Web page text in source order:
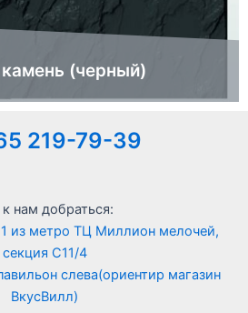
(черный)
219-79-39
к нам добраться:
из метро ТЦ Миллион мелочей,
секция С11/4
слева(ориентир магазин
ВкусВилл)